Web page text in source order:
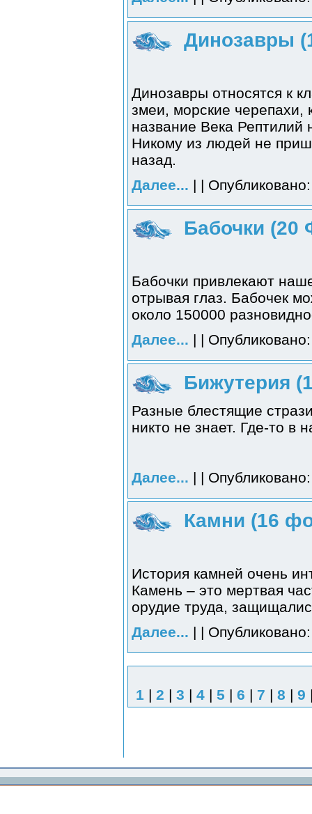
Динозавры
Динозавры относятся к
змеи, морские черепахи,
название Века Рептилий
Никому из людей не
назад.
Далее... | |
Бабочки (20
Бабочки привлекают
отрывая глаз. Бабочек
около 150000
Далее... | |
Бижутерия
Разные блестящие
никто не знает. Где-то в
Далее... | |
Камни (16
История камней очень
Камень – это мертвая
орудие труда,
Далее... | |
1 | 2 | 3 | 4 | 5 | 6 | 7 | 8 | 9